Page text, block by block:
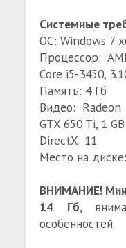
Системные
ОС: Windows 7
Процессор:
Core i5-3450,
Память: 4 Гб
Видео:
GTX 650 Ti, 1
DirectX: 11
Место на
ВНИМАНИЕ!
14 Гб,
особенностей.